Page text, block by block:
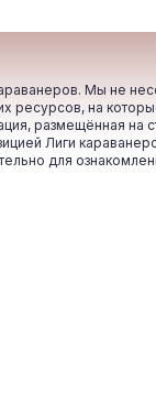
Мы не
ресурсов, на
размещённая на
Лиги
для